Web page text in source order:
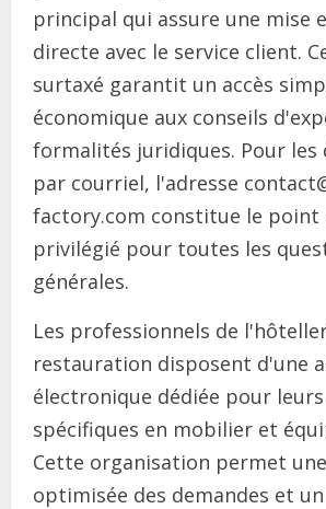
principal qui assure une mise
directe avec le service client.
surtaxé garantit un accès
économique aux conseils
formalités juridiques. Pour les
par courriel, l'adresse
factory.com constitue le point
privilégié pour toutes les
générales.
Les professionnels de
restauration disposent d'une
électronique dédiée pour
spécifiques en mobilier et
Cette organisation permet
optimisée des demandes et